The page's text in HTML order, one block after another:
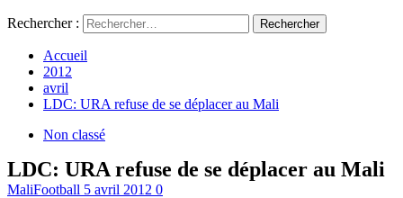
Rechercher :
Accueil
2012
avril
LDC: URA refuse de se déplacer au Mali
Non classé
LDC: URA refuse de se déplacer au Mali
MaliFootball 5 avril 2012 0